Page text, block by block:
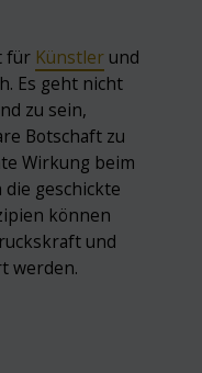
für Künstler und
Es geht nicht
zu sein,
Botschaft zu
Wirkung beim
geschickte
können
und
werden.